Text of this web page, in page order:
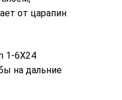
от царапин
1-6X24
на дальние